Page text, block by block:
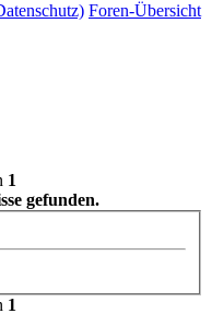
Foren-Übersicht
1
gefunden.
1